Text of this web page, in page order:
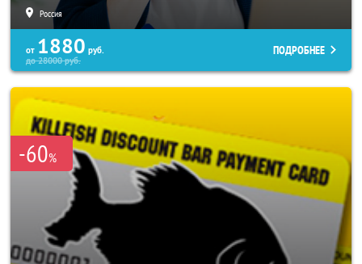
Россия
от 1880 руб.
до28000руб.
ПОДРОБНЕЕ
-60%